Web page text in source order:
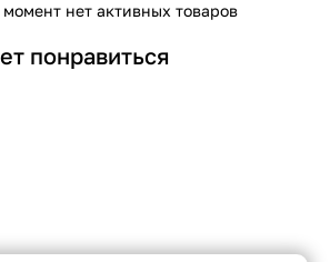
нет активных товаров
понравиться
cookie